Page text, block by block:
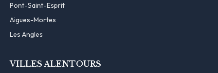
Pont-Saint-Esprit
Aigues-Mortes
Les Angles
VILLES ALENTOURS